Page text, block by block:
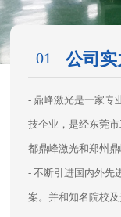
01 公司实
- 鼎峰激光是一家专
技企业，是经东莞
都鼎峰激光和郑州鼎
- 不断引进国内外先
案。并和知名院校